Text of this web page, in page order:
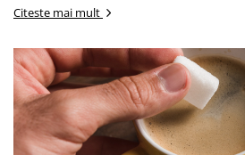
Citeste mai mult